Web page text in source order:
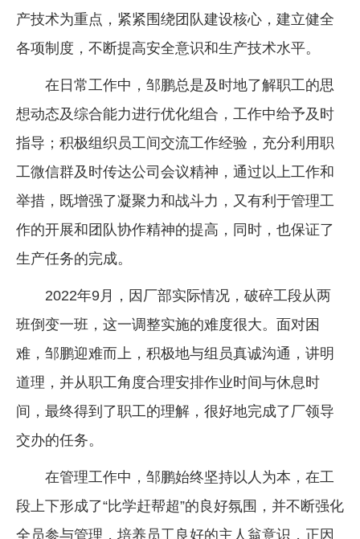
产技术为重点，紧紧围绕团队建设核心，建立健全
各项制度，不断提高安全意识和生产技术水平。
在日常工作中，邹鹏总是及时地了解职工的思
想动态及综合能力进行优化组合，工作中给予及时
指导；积极组织员工间交流工作经验，充分利用职
工微信群及时传达公司会议精神，通过以上工作和
举措，既增强了凝聚力和战斗力，又有利于管理工
作的开展和团队协作精神的提高，同时，也保证了
生产任务的完成。
2022年9月，因厂部实际情况，破碎工段从两
班倒变一班，这一调整实施的难度很大。面对困
难，邹鹏迎难而上，积极地与组员真诚沟通，讲明
道理，并从职工角度合理安排作业时间与休息时
间，最终得到了职工的理解，很好地完成了厂领导
交办的任务。
在管理工作中，邹鹏始终坚持以人为本，在工
段上下形成了“比学赶帮超”的良好氛围，并不断强化
全员参与管理，培养员工良好的主人翁意识，正因